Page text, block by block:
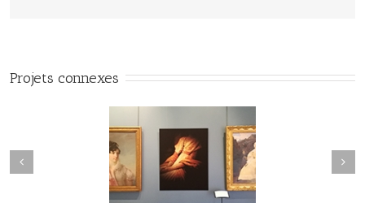
Projets connexes
#Vuedilectae#001